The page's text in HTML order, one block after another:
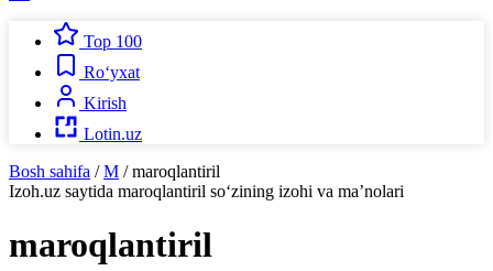
Top 100
Ro‘yxat
Kirish
Lotin.uz
Bosh sahifa / M / maroqlantiril
Izoh.uz saytida maroqlantiril so‘zining izohi va ma’nolari
maroqlantiril